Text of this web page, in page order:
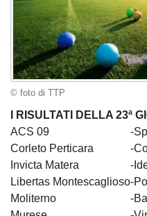
© foto di TTP
I RISULTATI DELLA 23ª
ACS 09
-
Corleto Perticara
-
Invicta Matera
-
Libertas Montescaglioso-
Moliterno
-